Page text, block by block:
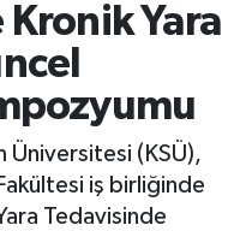
Kronik Yara
Üniversitesi (KSÜ),
iş birliğinde
Tedavisinde